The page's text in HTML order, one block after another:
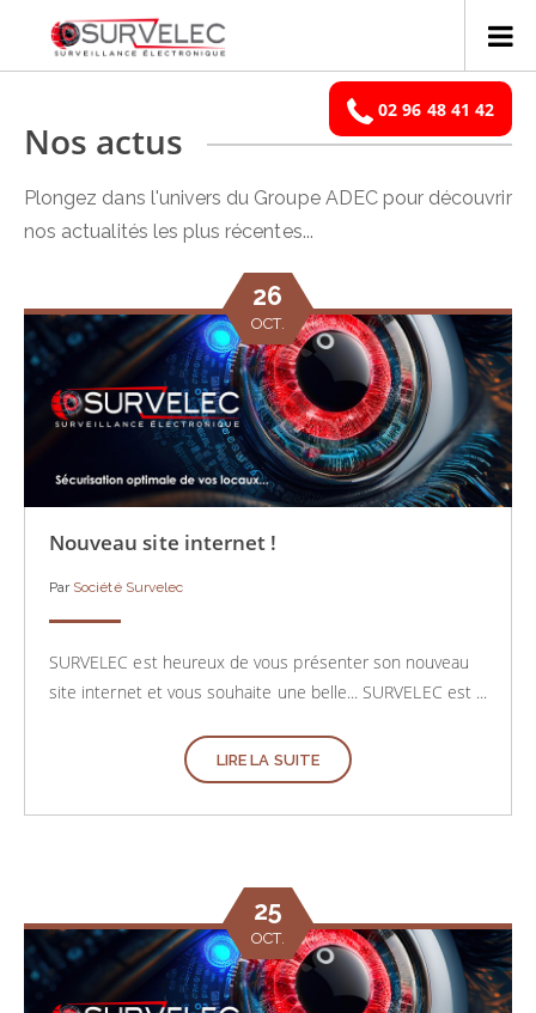
02 96 48 41 42
Nos actus
Plongez dans l'univers du Groupe ADEC pour découvrir
nos actualités les plus récentes...
Nouveau site internet !
26
OCT.
Par Société Survelec
SURVELEC est heureux de vous présenter son nouveau
site internet et vous souhaite une belle... SURVELEC est ...
LIRE LA SUITE
25
OCT.
Panneau de gestion des cookies